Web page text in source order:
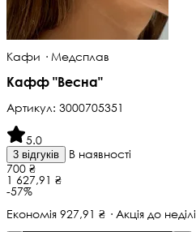
Кафи · Медсплав
Кафф "Весна"
Артикул: 3000705351
5.0
3 відгуків
В наявності
700 ₴
1 627,91 ₴
-57%
Економія 927,91 ₴ · Акція до неділі